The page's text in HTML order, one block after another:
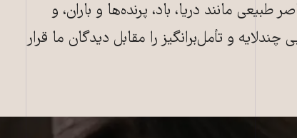
طبیعی مانند دریا، باد، پرنده‌ها و باران، و
و تأمل‌برانگیز را مقابل دیدگان ما قرار